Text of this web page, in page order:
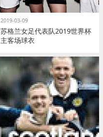
2019-03-09
苏格兰女足代表队2019世界杯
主客场球衣